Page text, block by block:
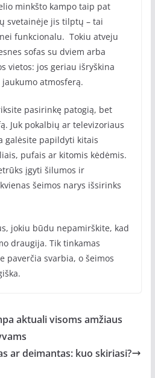
minkšto kampo taip pat
svetainėje jis tilptų – tai
funkcionalu. Tokiu atveju
sofas su dviem arba
vietos: jos geriau išryškina
atmosferą.
pasirinkę patogią, bet
Juk pokalbių ar televizoriaus
galėsite papildyti kitais
pufais ar kitomis kėdėmis.
įgyti šilumos ir
šeimos narys išsirinks
jokiu būdu nepamirškite, kad
draugija. Tik tinkamas
paverčia svarbia, o šeimos
aktuali visoms amžiaus
ar deimantas: kuo skiriasi?